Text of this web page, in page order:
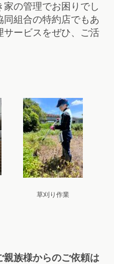
の管理でお困りでし
同組合の特約店でもあ
サービスをぜひ、ご活
草刈り作業
親族様からのご依頼は